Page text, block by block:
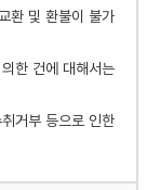
환 및 환불이 불가
한 건에 대해서는
거부 등으로 인한